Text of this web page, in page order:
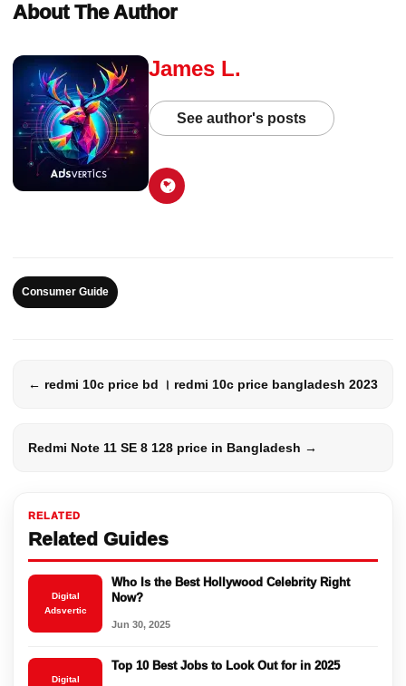
RELATED
Related Guides
Digital
Adsvertic
Who Is the Best Hollywood Celebrity Right
Now?
Jun 30, 2025
Digital
Top 10 Best Jobs to Look Out for in 2025
About The Author
James L.
See author's posts
Consumer Guide
← redmi 10c price bd । redmi 10c price bangladesh 2023
Redmi Note 11 SE 8 128 price in Bangladesh →